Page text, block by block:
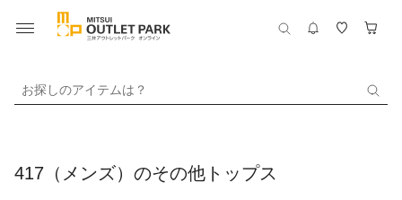
お探しのアイテムは？
417（メンズ）のその他トップス